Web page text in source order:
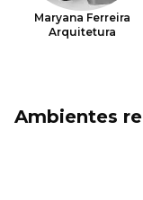
Maryana Ferreira
Arquitetura
Ambientes